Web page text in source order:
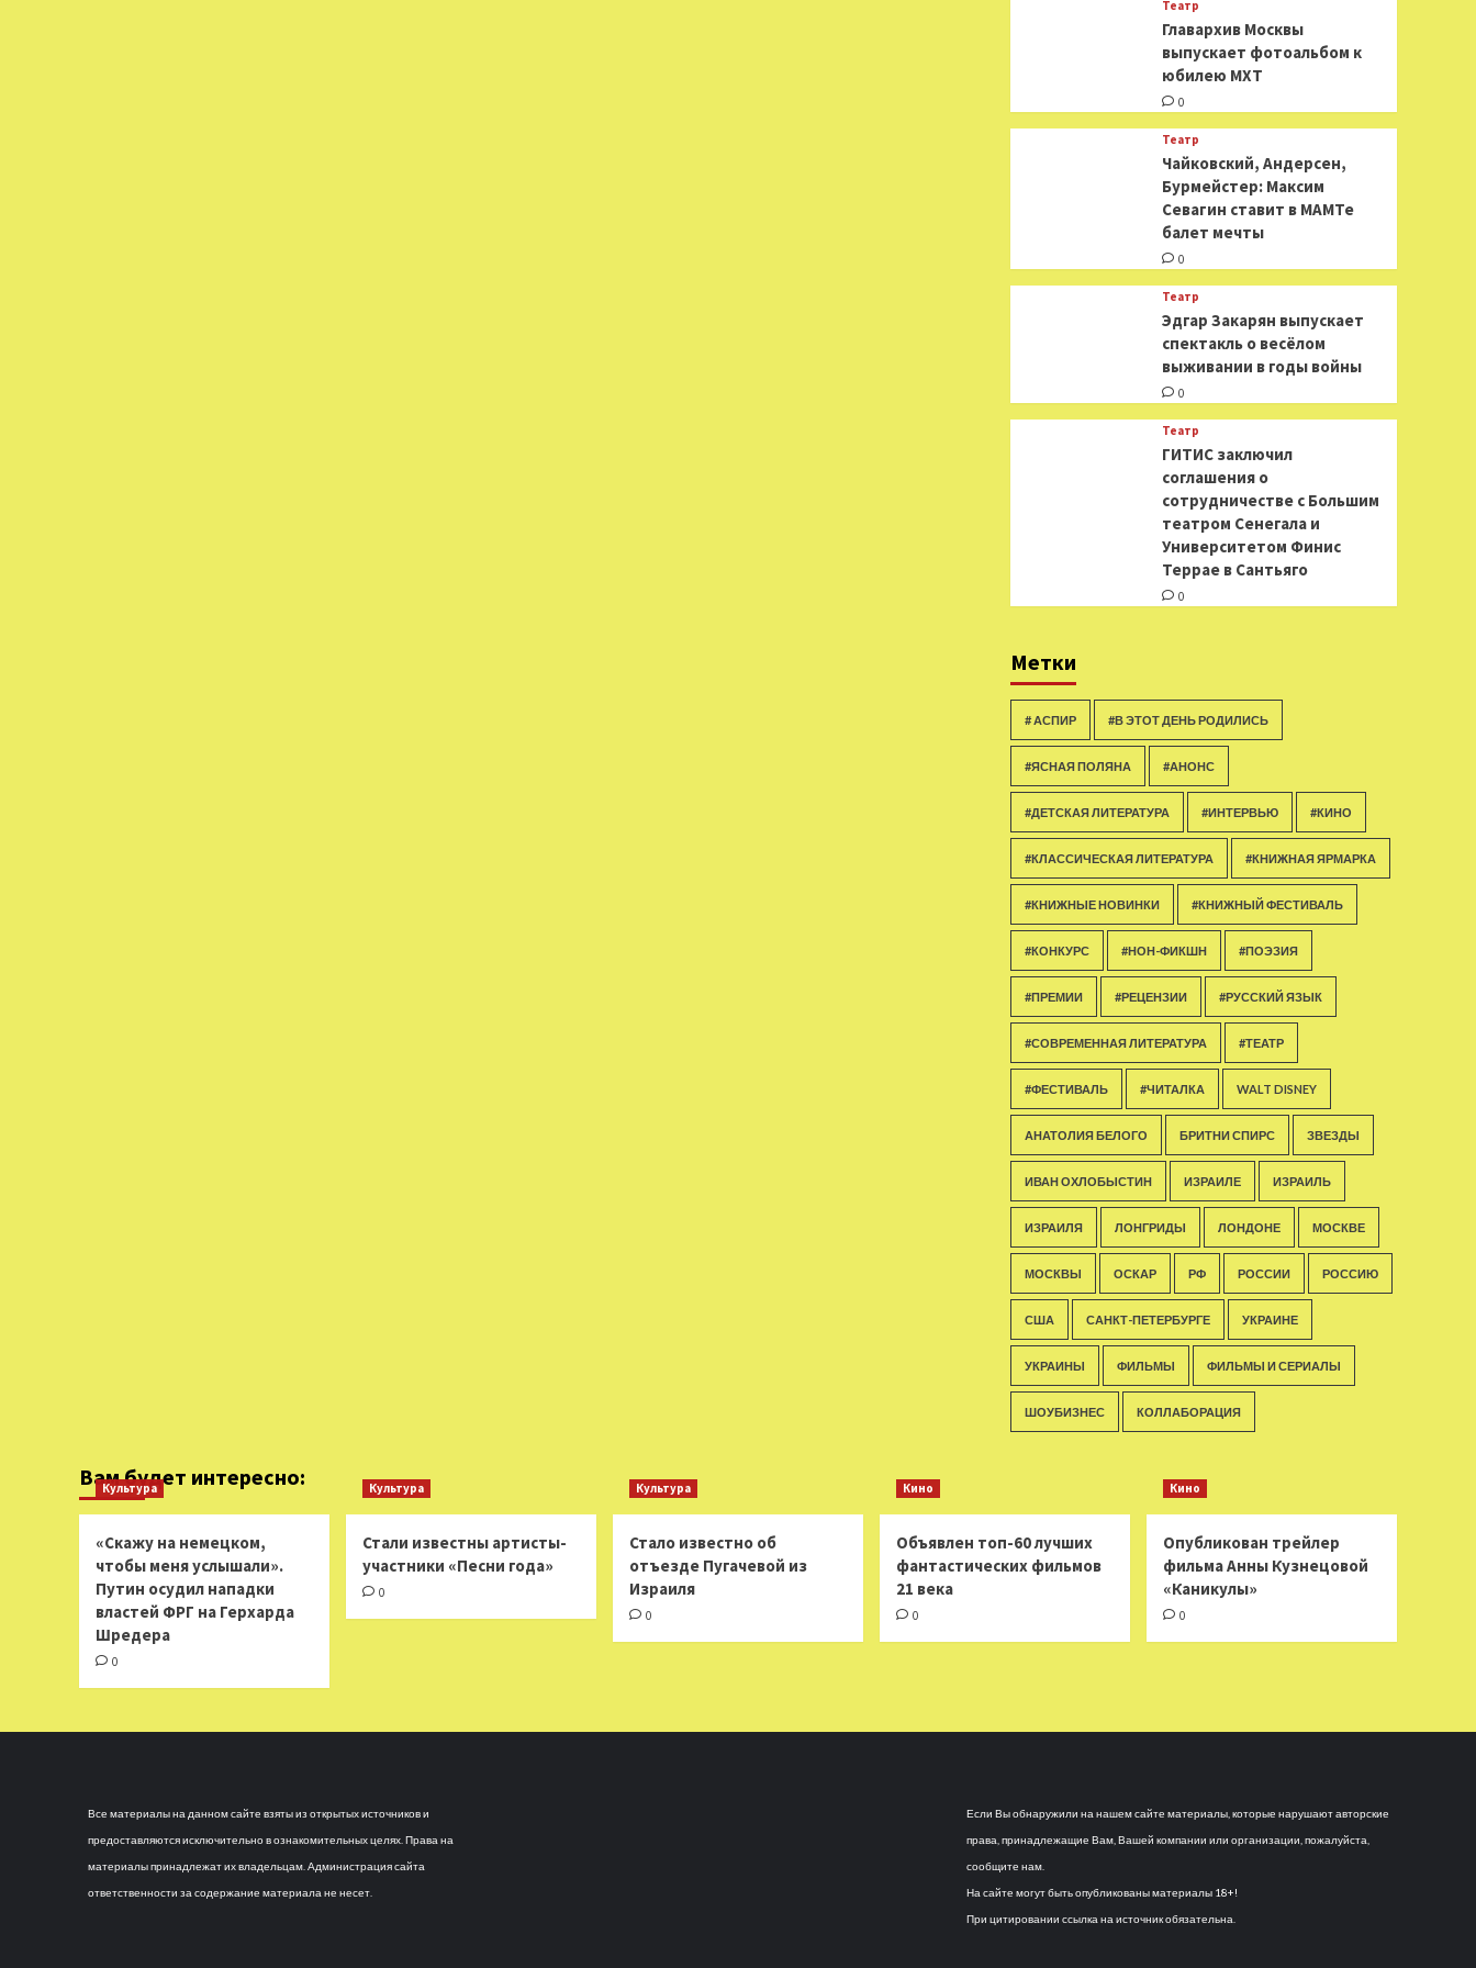
Театр
​​Главархив Москвы
выпускает фотоальбом к
юбилею МХТ
0
Театр
​​Чайковский, Андерсен,
Бурмейстер: Максим
Севагин ставит в МАМТе
балет мечты
0
Театр
Эдгар Закарян выпускает
спектакль о весёлом
выживании в годы войны
0
Театр
ГИТИС заключил
соглашения о
сотрудничестве с Большим
театром Сенегала и
Университетом Финис
Террае в Сантьяго
0
Метки
# АСПИР #В ЭТОТ ДЕНЬ РОДИЛИСЬ
#ЯСНАЯ ПОЛЯНА #АНОНС
#ДЕТСКАЯ ЛИТЕРАТУРА #ИНТЕРВЬЮ #КИНО
#КЛАССИЧЕСКАЯ ЛИТЕРАТУРА #КНИЖНАЯ ЯРМАРКА
#КНИЖНЫЕ НОВИНКИ #КНИЖНЫЙ ФЕСТИВАЛЬ
#КОНКУРС #НОН-ФИКШН #ПОЭЗИЯ
#ПРЕМИИ #РЕЦЕНЗИИ #РУССКИЙ ЯЗЫК
#СОВРЕМЕННАЯ ЛИТЕРАТУРА #ТЕАТР
#ФЕСТИВАЛЬ #ЧИТАЛКА WALT DISNEY
АНАТОЛИЯ БЕЛОГО БРИТНИ СПИРС ЗВЕЗДЫ
ИВАН ОХЛОБЫСТИН ИЗРАИЛЕ ИЗРАИЛЬ
ИЗРАИЛЯ ЛОНГРИДЫ ЛОНДОНЕ МОСКВЕ
МОСКВЫ ОСКАР РФ РОССИИ РОССИЮ
США САНКТ-ПЕТЕРБУРГЕ УКРАИНЕ
УКРАИНЫ ФИЛЬМЫ ФИЛЬМЫ И СЕРИАЛЫ
ШОУБИЗНЕС КОЛЛАБОРАЦИЯ
Вам будет интересно:
Культура
«Скажу на немецком,
чтобы меня услышали».
Путин осудил нападки
властей ФРГ на Герхарда
Шредера
0
Культура
Стали известны артисты-
участники «Песни года»
0
Культура
Стало известно об
отъезде Пугачевой из
Израиля
0
Кино
Объявлен топ-60 лучших
фантастических фильмов
21 века
0
Кино
Опубликован трейлер
фильма Анны Кузнецовой
«Каникулы»
0
Все материалы на данном сайте взяты из открытых источников и
предоставляются исключительно в ознакомительных целях. Права на
материалы принадлежат их владельцам. Администрация сайта
ответственности за содержание материала не несет.
Если Вы обнаружили на нашем сайте материалы, которые нарушают авторские
права, принадлежащие Вам, Вашей компании или организации, пожалуйста,
сообщите нам.
На сайте могут быть опубликованы материалы 18+!
При цитировании ссылка на источник обязательна.